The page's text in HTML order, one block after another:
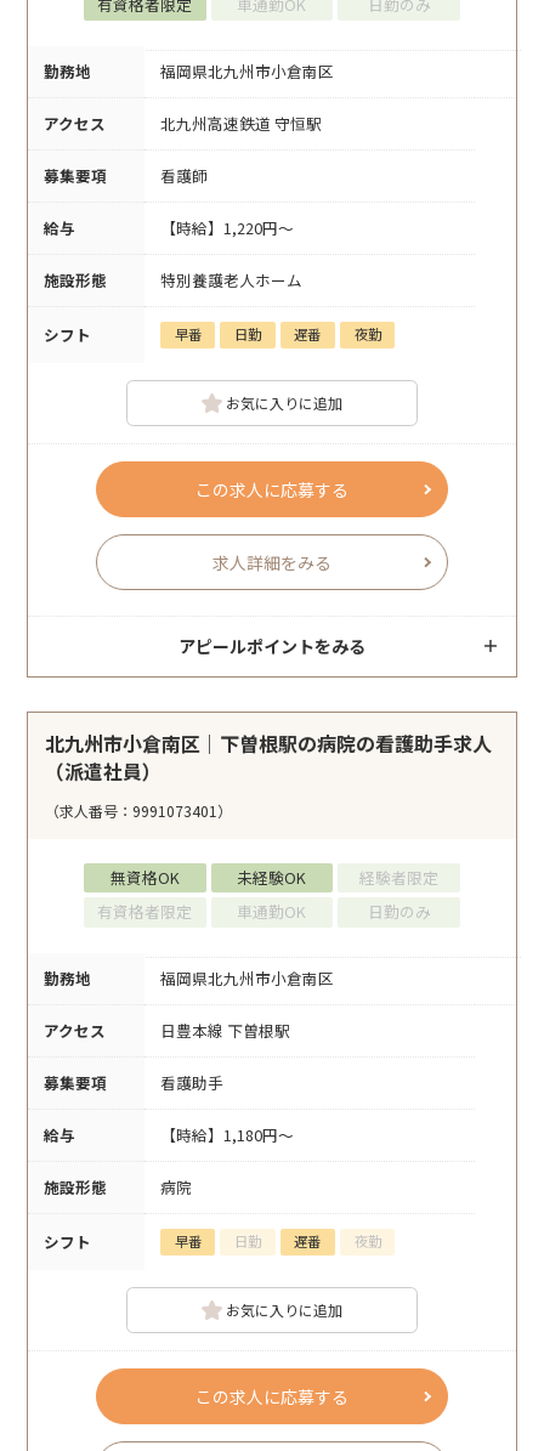
勤務地 福岡県北九州市小倉南区
アクセス 北九州高速鉄道 守恒駅
募集要項 看護師
給与 【時給】1,220円～
施設形態 特別養護老人ホーム
シフト 早番 日勤 遅番 夜勤
お気に入りに追加
この求人に応募する
求人詳細をみる
アピールポイントをみる
北九州市小倉南区｜下曽根駅の病院の看護助手求人
（派遣社員）
（求人番号：9991073401）
無資格OK 未経験OK
経験者限定
有資格者限定
車通勤OK 日勤のみ
勤務地 福岡県北九州市小倉南区
アクセス 日豊本線 下曽根駅
募集要項 看護助手
給与 【時給】1,180円～
施設形態 病院
シフト 早番 日勤 遅番 夜勤
お気に入りに追加
この求人に応募する